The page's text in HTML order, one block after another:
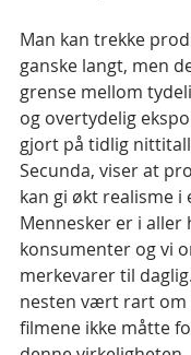
Man kan trekke
ganske langt, men
grense mellom
og overtydelig
gjort på tidlig
Secunda, viser at
kan gi økt realisme i
Mennesker er i aller
konsumenter og vi
merkevarer til
nesten vært rart om
filmene ikke måtte